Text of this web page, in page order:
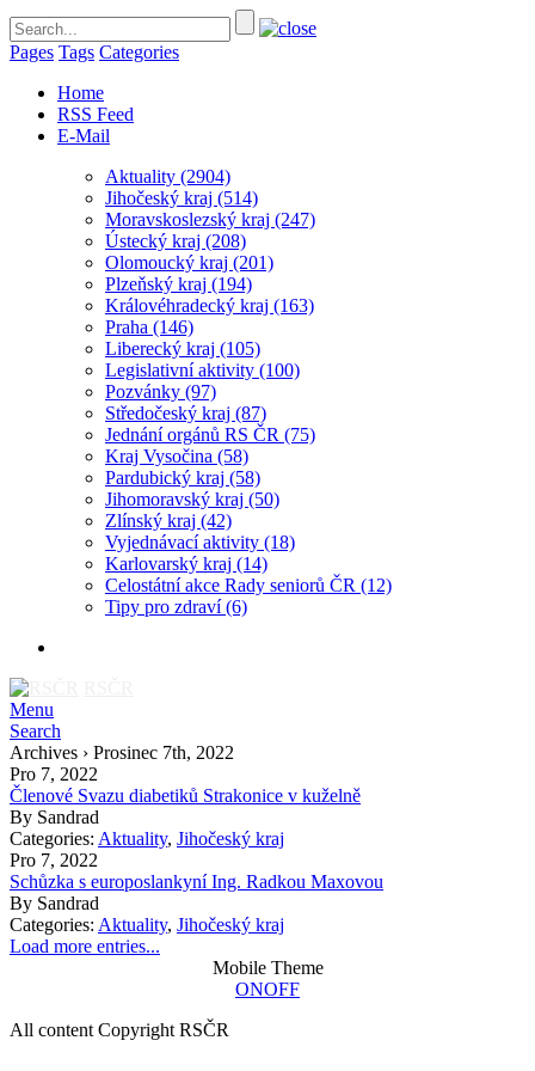
Pages Tags Categories
Home
RSS Feed
E-Mail
Aktuality (2904)
Jihočeský kraj (514)
Moravskoslezský kraj (247)
Ústecký kraj (208)
Olomoucký kraj (201)
Plzeňský kraj (194)
Královéhradecký kraj (163)
Praha (146)
Liberecký kraj (105)
Legislativní aktivity (100)
Pozvánky (97)
Středočeský kraj (87)
Jednání orgánů RS ČR (75)
Kraj Vysočina (58)
Pardubický kraj (58)
Jihomoravský kraj (50)
Zlínský kraj (42)
Vyjednávací aktivity (18)
Karlovarský kraj (14)
Celostátní akce Rady seniorů ČR (12)
Tipy pro zdraví(6)
Menu
Search
Archives › Prosinec 7th, 2022
Pro 7, 2022
Členové Svazu diabetiků Strakonice v kuželně
By Sandrad
Categories: Aktuality, Jihočeský kraj
Pro 7, 2022
Schůzka s europoslankyní Ing. Radkou Maxovou
By Sandrad
Categories: Aktuality, Jihočeský kraj
Load more entries...
Mobile Theme
ONOFF
All content Copyright RSČR